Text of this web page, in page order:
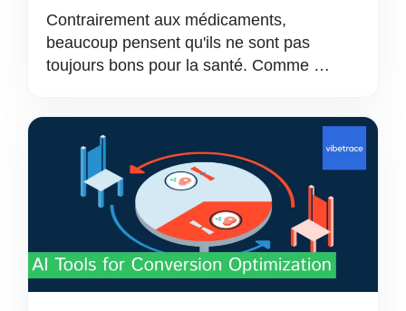
Contrairement aux médicaments,
beaucoup pensent qu'ils ne sont pas
toujours bons pour la santé. Comme …